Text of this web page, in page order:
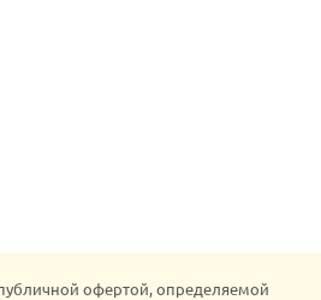
офертой, определяемой